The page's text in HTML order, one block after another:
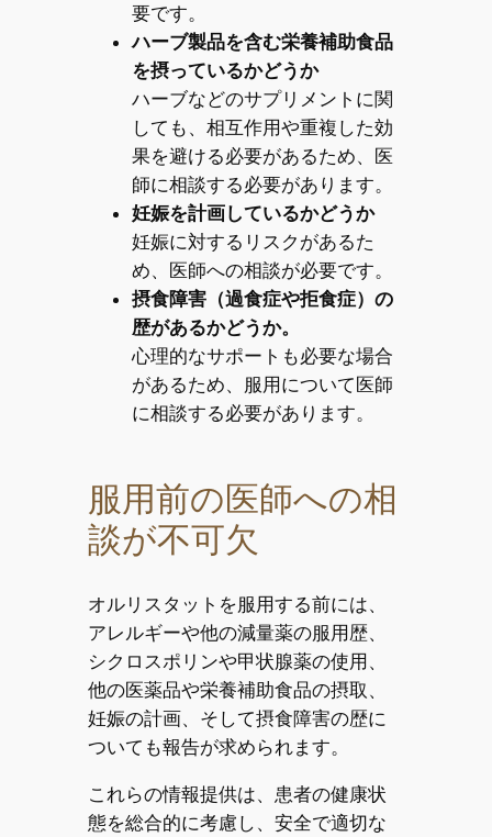
要です。
ハーブ製品を含む栄養補助食品
を摂っているかどうか
ハーブなどのサプリメントに関
しても、相互作用や重複した効
果を避ける必要があるため、医
師に相談する必要があります。
妊娠を計画しているかどうか
妊娠に対するリスクがあるた
め、医師への相談が必要です。
摂食障害（過食症や拒食症）の
歴があるかどうか。
心理的なサポートも必要な場合
があるため、服用について医師
に相談する必要があります。
服用前の医師への相
談が不可欠
オルリスタットを服用する前には、
アレルギーや他の減量薬の服用歴、
シクロスポリンや甲状腺薬の使用、
他の医薬品や栄養補助食品の摂取、
妊娠の計画、そして摂食障害の歴に
ついても報告が求められます。
これらの情報提供は、患者の健康状
態を総合的に考慮し、安全で適切な